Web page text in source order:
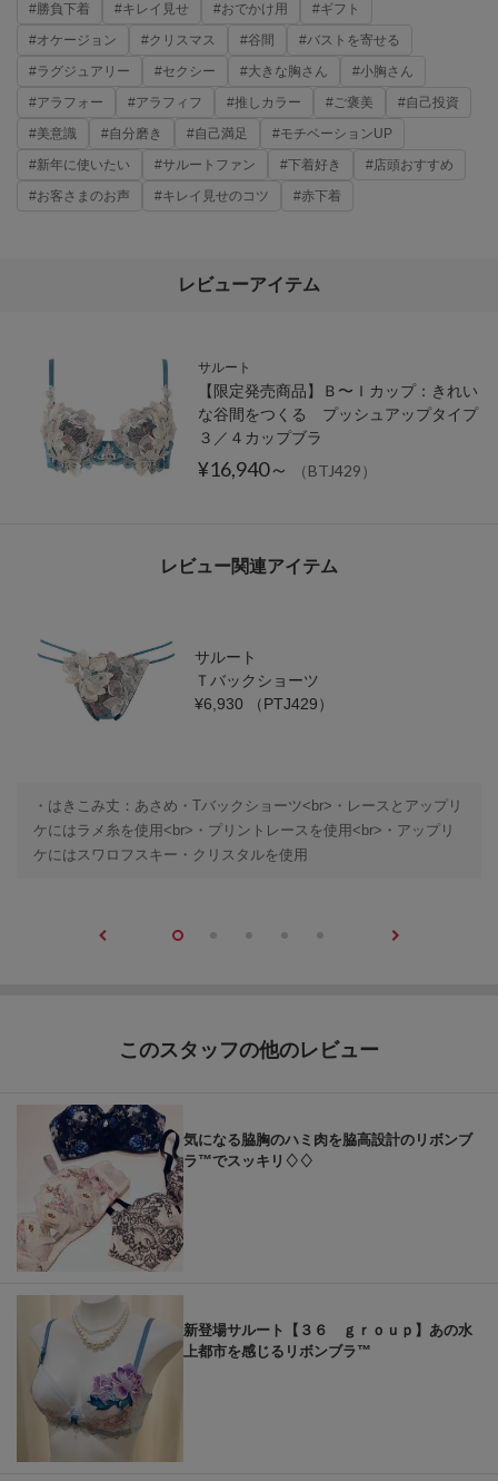
#勝負下着 #キレイ見せ #おでかけ用
#ギフト
#オケージョン
#クリスマス #谷間
#バストを寄せる
#ラグジュアリー
#セクシー #大きな胸さん
#小胸さん
#アラフォー
#アラフィフ #推しカラー #ご褒美
#自己投資
#美意識
#自分磨き #自己満足
#モチベーションUP
#新年に使いたい
#サルートファン #下着好き
#店頭おすすめ
#お客さまのお声
#キレイ見せのコツ #赤下着
レビューアイテム
サルート
【限定発売商品】Ｂ〜Ｉカップ：きれい
な谷間をつくる プッシュアップタイプ
３／４カップブラ
¥16,940～ （BTJ429）
レビュー関連アイテム
サルート
Ｔバックショーツ
¥6,930
（PTJ429）
・はきこみ丈：あさめ・Tバックショーツ<br>・レースとアップリ
ケにはラメ糸を使用<br>・プリントレースを使用<br>・アップリ
ケにはスワロフスキー・クリスタルを使用
このスタッフの他のレビュー
気になる脇胸のハミ肉を脇高設計のリボンブ
ラ™でスッキリ♢♢
新登場サルート【３６ ｇｒｏｕｐ】あの水
上都市を感じるリボンブラ™